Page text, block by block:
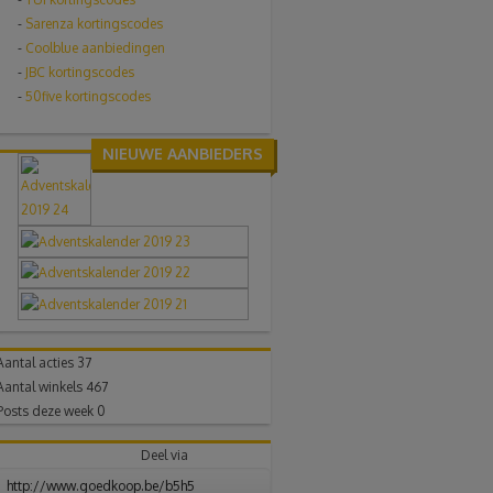
- Sarenza kortingscodes
- Coolblue aanbiedingen
- JBC kortingscodes
- 50five kortingscodes
NIEUWE AANBIEDERS
acties 37
winkels 467
deze week 0
Deel via